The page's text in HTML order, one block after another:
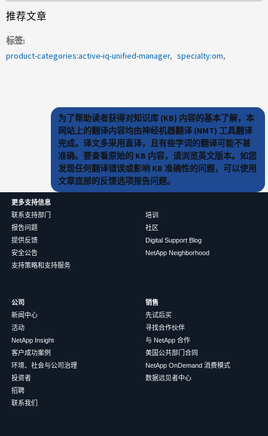
推荐文章
标签
product-categories:active-iq-unified-manager
specialty:om
为了帮助读者获得对知识库 (KB) 内容的基本了解，本
网站上的翻译内容均由神经机器翻译 (NMT) 工具翻译
完成。译文多采用直译，且有些字词的翻译可能不甚
准确。要查看原始的 KB 内容，请浏览英文版本。如您
发现任何翻译错误或影响 KB 准确性的问题，可以使用
文章底部的反馈选项报告问题。
更多支持信息
联系支持部门
报告问题
提供反馈
安全公告
支持策略和支持服务
培训
社区
Digital Support Blog
NetApp Neighborhood
公司
新闻中心
活动
NetApp Insight
客户成功案例
环境、社会与公司治理
投资者
招聘
联系我们
销售
先试后买
寻找合作伙伴
与 NetApp 合作
美国公共部门合同
NetApp OnDemand 消费模式
数据远见者中心